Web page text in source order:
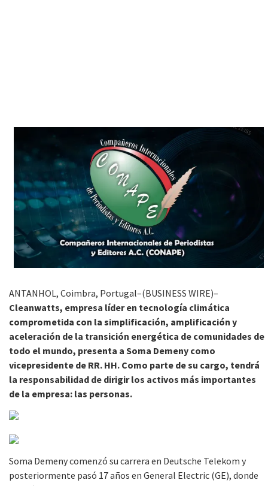
ANTANHOL, Coimbra, Portugal–(BUSINESS WIRE)–
Cleanwatts, empresa líder en tecnología climática
comprometida con la simplificación, amplificación y
aceleración de la transición energética de comunidades de
todo el mundo, presenta a Soma Demeny como
vicepresidente de RR. HH. Como parte de su cargo, tendrá
la responsabilidad de dirigir los activos más importantes
de la empresa: las personas.
Soma Demeny comenzó su carrera en Deutsche Telekom y
posteriormente pasó 17 años en General Electric (GE), donde